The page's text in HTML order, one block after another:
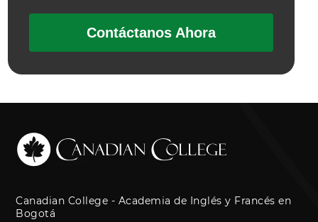
Contáctanos Ahora
Canadian College - Academia de Inglés y Francés en
Bogotá